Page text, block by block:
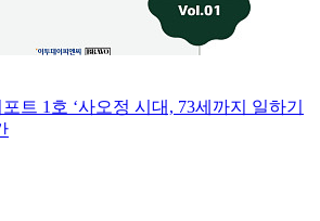
트 1호 ‘사오정 시대, 73세까지 일하기